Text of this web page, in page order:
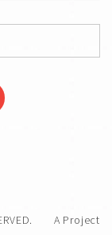
A Project